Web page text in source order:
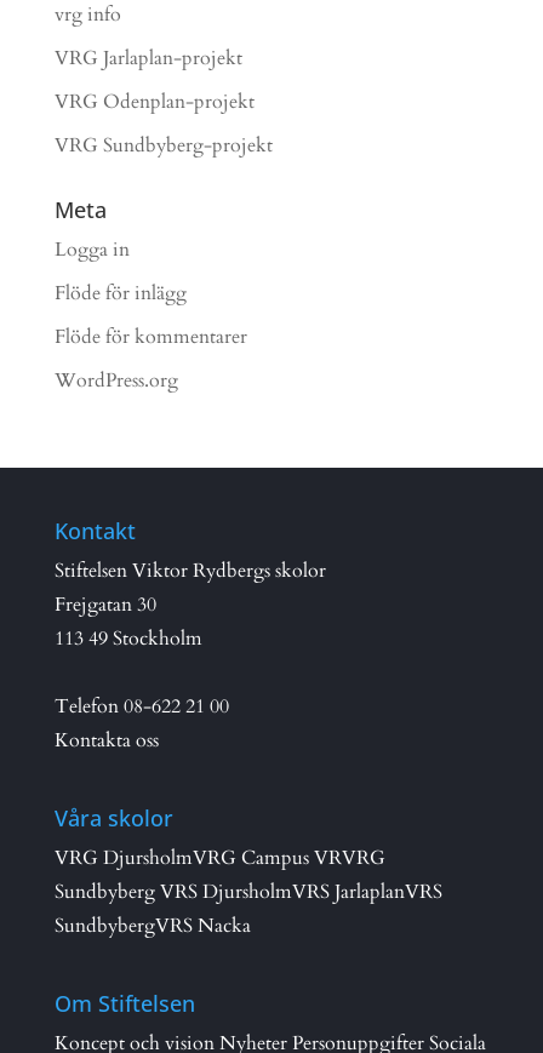
vrg info
VRG Jarlaplan-projekt
VRG Odenplan-projekt
VRG Sundbyberg-projekt
Meta
Logga in
Flöde för inlägg
Flöde för kommentarer
WordPress.org
Kontakt
Stiftelsen Viktor Rydbergs skolor
Frejgatan 30
113 49 Stockholm
Telefon08-622 21 00
Kontakta oss
Våra skolor
VRG DjursholmVRG Campus VRVRG
SundbybergVRS DjursholmVRS JarlaplanVRS
SundbybergVRS Nacka
Om Stiftelsen
Koncept och visionNyheterPersonuppgifterSociala